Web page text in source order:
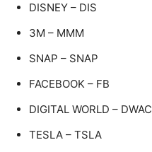
DISNEY – DIS
3M – MMM
SNAP – SNAP
FACEBOOK – FB
DIGITAL WORLD – DWAC
TESLA – TSLA